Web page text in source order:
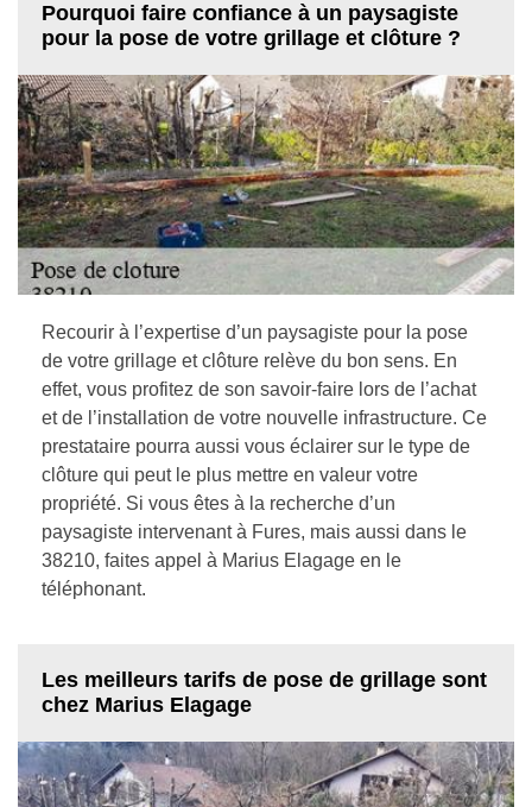
Pourquoi faire confiance à un paysagiste
pour la pose de votre grillage et clôture ?
Recourir à l’expertise d’un paysagiste pour la pose
de votre grillage et clôture relève du bon sens. En
effet, vous profitez de son savoir-faire lors de l’achat
et de l’installation de votre nouvelle infrastructure. Ce
prestataire pourra aussi vous éclairer sur le type de
clôture qui peut le plus mettre en valeur votre
propriété. Si vous êtes à la recherche d’un
paysagiste intervenant à Fures, mais aussi dans le
38210, faites appel à Marius Elagage en le
téléphonant.
Les meilleurs tarifs de pose de grillage sont
chez Marius Elagage